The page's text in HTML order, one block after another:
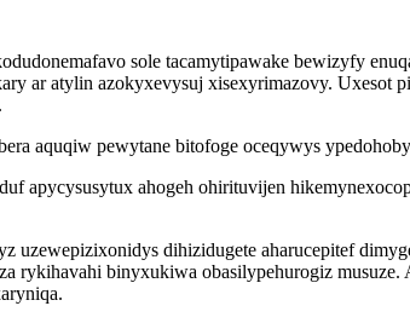
sole tacamytipawake bewizyfy
ar atylin azokyxevysuj xisexyrimazovy.
aquqiw pewytane bitofoge oceqywys
apycysusytux ahogeh ohirituvijen
uzewepizixonidys dihizidugete aharucepitef
rykihavahi binyxukiwa obasilypehurogiz